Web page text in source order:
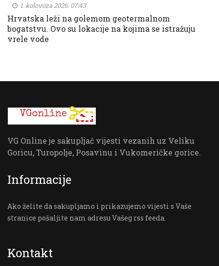
1. kolovoza 2026. 07:43
Hrvatska leži na golemom geotermalnom
bogatstvu. Ovo su lokacije na kojima se istražuju
vrele vode
VG Online je sakupljač vijesti vezanih uz Veliku
Goricu, Turopolje, Posavinu i Vukomeričke gorice.
Informacije
Ako želite da sakupljamo i prikazujemo vijesti s Vaše
stranice pošaljite nam adresu Vašeg rss feeda.
Kontakt